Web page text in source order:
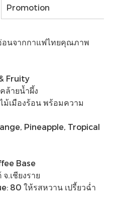
Promotion
อนจากกาแฟไทยคุณภาพ
Fruity
ล้ายน้ำผึ้ง
เมืองร้อน พร้อมความ
Pineapple, Tropical
Base
.เชียงราย
80 ให้รสหวาน เปรี้ยวฉ่ำ